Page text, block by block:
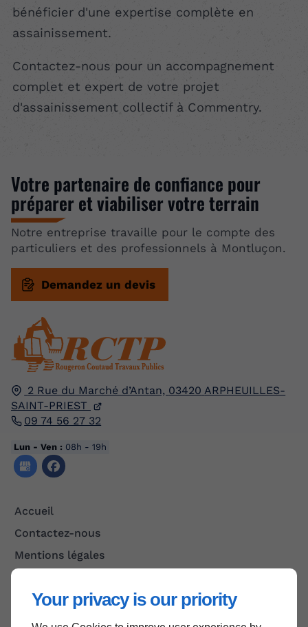
Your privacy is our priority
bénéficier d'une expertise complète en
assainissement.
Contactez-nous pour un accompagnement
complet et expert de votre projet
d'assainissement collectif à Commentry.
2 Rue du Marché d’Antan, 03420 ARPHEUILLES-
SAINT-PRIEST
09 74 56 27 32
Lun - Ven : 08h - 19h
Accueil
Contactez-nous
Mentions légales
Votre partenaire de confiance pour
préparer et viabiliser votre terrain
Notre entreprise travaille pour le compte des
particuliers et des professionnels à Montluçon.
Demandez un devis